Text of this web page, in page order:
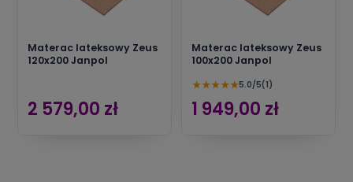
Materac lateksowy Zeus
120x200 Janpol
2 579,00 zł
Materac lateksowy Zeus
100x200 Janpol
★★★★★5.0/5(1)
1 949,00 zł